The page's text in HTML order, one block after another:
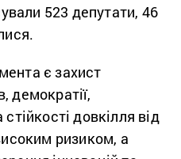
523 депутати, 46
є захист
демократії,
довкілля від
ризиком, а